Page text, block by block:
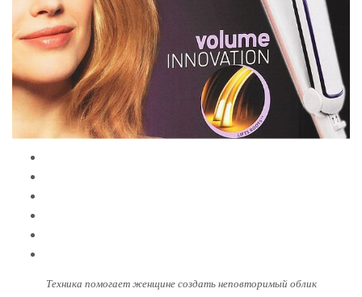
Техника помогает женщине создать неповторимый облик